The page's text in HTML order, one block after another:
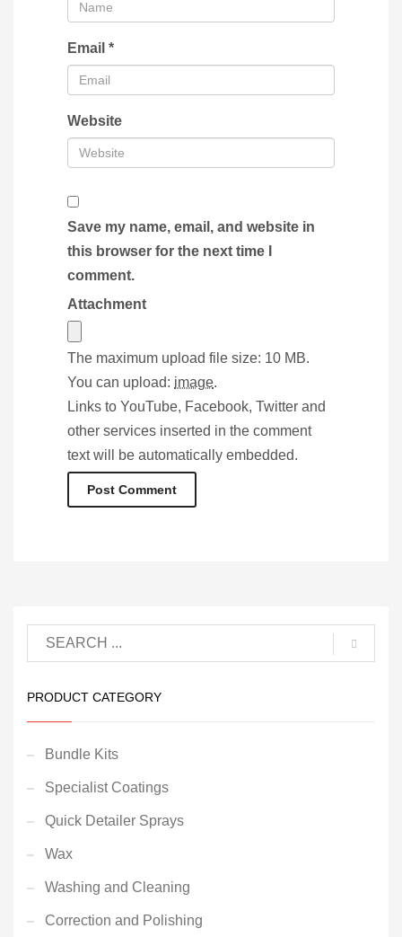
Email *
Website
Save my name, email, and website in
this browser for the next time I
comment.
Attachment
The maximum upload file size: 10 MB.
You can upload: image.
Links to YouTube, Facebook, Twitter and
other services inserted in the comment
text will be automatically embedded.
PRODUCT CATEGORY
Bundle Kits
Specialist Coatings
Quick Detailer Sprays
Wax
Washing and Cleaning
Correction and Polishing